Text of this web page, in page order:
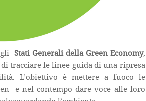
Stati Generali della Green Economy,
tracciare le linee guida di una ripresa
L’obiettivo è mettere a fuoco le
e nel contempo dare voce alle loro